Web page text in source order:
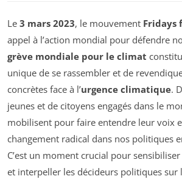
Le 3 mars 2023, le mouvement Fridays
appel à l’action mondial pour défendre
grève mondiale pour le climat
unique de se rassembler et de
concrètes face à l’urgence climatique.
jeunes et de citoyens engagés dans le
mobilisent pour faire entendre leur voix
changement radical dans nos politiques
C’est un moment crucial pour
et interpeller les décideurs politiques sur